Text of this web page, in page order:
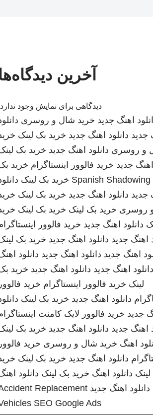
آخرین دیدگاه‌ها
دیدگاهی برای نمایش وجود
اهنگ جدید خرید شال و روسری
جدید دانلود اهنگ جدید خرید بک لینک
و روسری دانلود اهنگ جدید خرید بک
اهنگ جدید خرید فالوور اینستاگرام خرید
Spanish Shadowing خرید بک لینک
جدید دانلود اهنگ جدید خرید بک لینک
روسری خرید بک لینک خرید بک لینک
دانلود اهنگ جدید خرید فالوور
اهنگ جدید دانلود اهنگ جدید خرید بک
اهنگ جدید دانلود اهنگ جدید دانلود
دانلود اهنگ جدید دانلود اهنگ جدید خرید
لینک خرید فالوور اینستاگرام خرید فالوور
دانلود اهنگ جدید خرید بک لینک
جدید خرید فالوور لایک کامنت
اهنگ جدید دانلود اهنگ جدید خرید بک
اهنگ خرید شال و روسری خرید فالوور
دانلود اهنگ جدید خرید بک لینک
دانلود اهنگ خرید بک لینک دانلود
دانلود اهنگ جدید Replacement
SEO Google Ads